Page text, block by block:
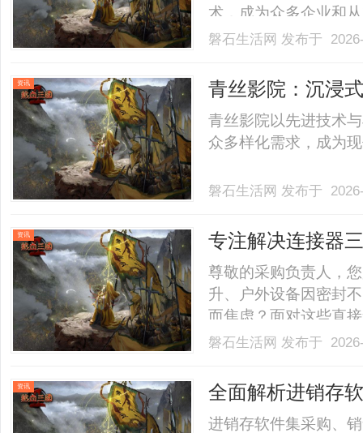
术，成为众多企业和
能显著提升网站流量
实现网站优化的突破
磐石生活网 发布于
资讯 青丝影院：沉浸
青丝影院以先进技术
众多样化需求，成为
磐石生活网 发布于
资讯
专注解决连接器
是您的优选？
尊敬的采购负责人，
升、户外设备因密封
而焦虑？面对这些直
靠、响应快、资质全
区飞达甬丰电器有限
业.........
磐石生活网 发布于
资讯
全面解析进销存
用优势
进销存软件集采购、